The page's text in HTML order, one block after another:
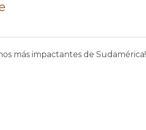
más impactantes de Sudamérica!